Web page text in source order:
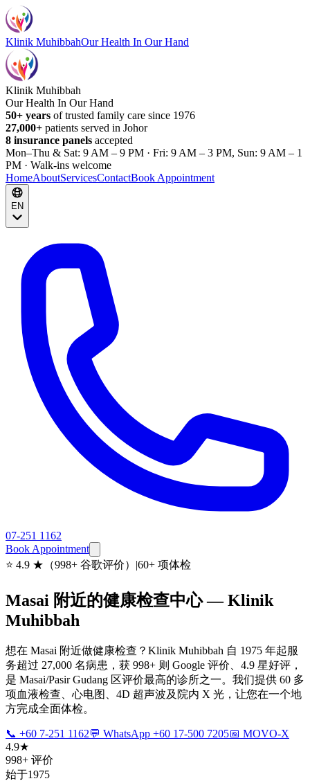
Klinik MuhibbahOur Health In Our Hand
Klinik Muhibbah
Our Health In Our Hand
50+ years of trusted family care since 1976
27,000+ patients served in Johor
8 insurance panels accepted
Mon–Thu & Sat: 9 AM – 9 PM · Fri: 9 AM – 3 PM, Sun: 9 AM – 1
PM · Walk-ins welcome
HomeAboutServicesContactBook Appointment
EN
07-251 1162
Book Appointment
⭐ 4.9 ★（998+ 谷歌评价） |60+ 项体检
Masai 附近的健康检查中心 — Klinik
Muhibbah
想在 Masai 附近做健康检查？Klinik Muhibbah 自 1975 年起服
务超过 27,000 名病患，获 998+ 则 Google 评价、4.9 星好评，
是 Masai/Pasir Gudang 区评价最高的诊所之一。我们提供 60 多
项血液检查、心电图、4D 超声波及院内 X 光，让您在一个地
方完成全面体检。
📞 +60 7-251 1162💬 WhatsApp +60 17-500 7205📅 MOVO-X
4.9★
998+ 评价
始于1975